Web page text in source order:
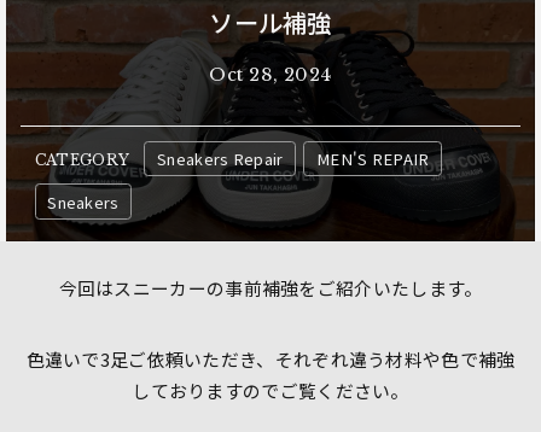
ソール補強
Oct 28, 2024
CATEGORY Sneakers Repair
MEN'S REPAIR
Sneakers
今回はスニーカーの事前補強をご紹介いたします。
色違いで3足ご依頼いただき、それぞれ違う材料や色で補強
しておりますのでご覧ください。